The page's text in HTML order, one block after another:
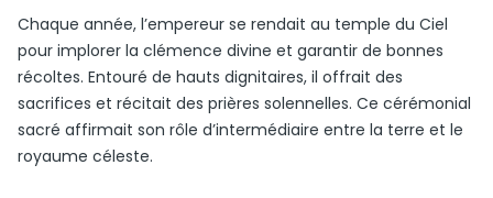
Chaque année, l’empereur se rendait au temple du Ciel
pour implorer la clémence divine et garantir de bonnes
récoltes. Entouré de hauts dignitaires, il offrait des
sacrifices et récitait des prières solennelles. Ce cérémonial
sacré affirmait son rôle d’intermédiaire entre la terre et le
royaume céleste.